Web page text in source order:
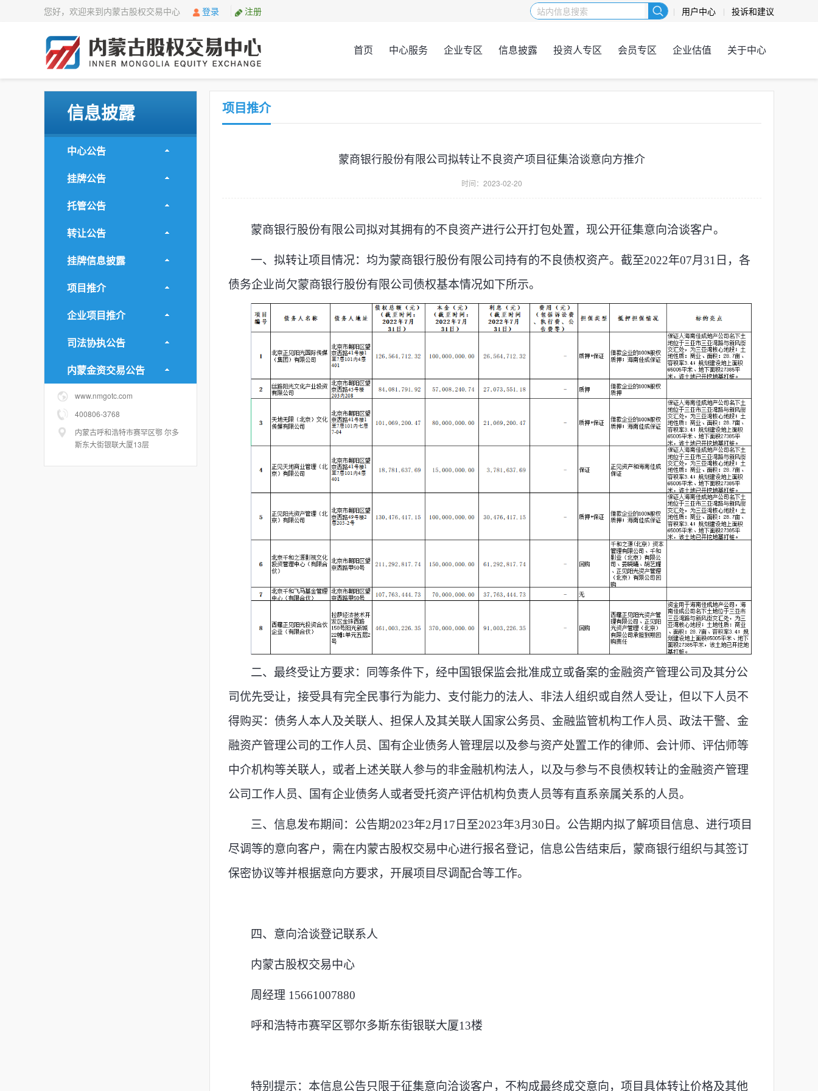
您好，欢迎来到内蒙古股权交易中心 登录 注册 用户中心 投诉和建议
首页 中心服务 企业专区 信息披露 投资人专区 会员专区 企业估值 关于中心
信息披露
中心公告
挂牌公告
托管公告
转让公告
挂牌信息披露
项目推介
企业项目推介
司法协执公告
内蒙金资交易公告
www.nmgotc.com
400806-3768
内蒙古呼和浩特市赛罕区鄂 尔多
斯东大街银联大厦13层
项目推介
蒙商银行股份有限公司拟转让不良资产项目征集洽谈意向方推介
时间： 2023-02-20
蒙商银行股份有限公司拟对其拥有的不良资产进行公开打包处置，现公开征集意向洽谈客户。
一、 拟转让项目情况：均为蒙商银行股份有限公司持有的不良债权资产。截至2022年07月31日，各
债务企业尚欠蒙商银行股份有限公司债权基本情况如下所示。
二、 最终受让方要求：同等条件下，经中国银保监会批准成立或备案的金融资产管理公司及其分公
司优先受让，接受具有完全民事行为能力、支付能力的法人、非法人组织或自然人受让，但以下人员不
得购买：债务人本人及关联人、担保人及其关联人国家公务员、金融监管机构工作人员、政法干警、金
融资产管理公司的工作人员、国有企业债务人管理层以及参与资产处置工作的律师、会计师、评估师等
中介机构等关联人，或者上述关联人参与的非金融机构法人，以及与参与不良债权转让的金融资产管理
公司工作人员、国有企业债务人或者受托资产评估机构负责人员等有直系亲属关系的人员。
三、 信息发布期间：公告期2023年2月17日至2023年3月30日。公告期内拟了解项目信息、进行项目
尽调等的意向客户，需在内蒙古股权交易中心进行报名登记，信息公告结束后，蒙商银行组织与其签订
保密协议等并根据意向方要求，开展项目尽调配合等工作。
四、 意向洽谈登记联系人
内蒙古股权交易中心
周经理 15661007880
呼和浩特市赛罕区鄂尔多斯东街银联大厦13楼
特别提示：本信息公告只限于征集意向洽谈客户，不构成最终成交意向，项目具体转让价格及其他